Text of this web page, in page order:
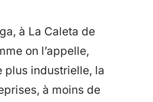
à La Caleta de
on l’appelle,
plus industrielle, la
à moins de